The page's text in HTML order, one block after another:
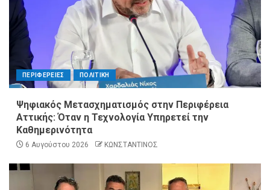
ΠΕΡΙΦΕΡΕΙΕΣ ΠΟΛΙΤΙΚΗ
Ψηφιακός Μετασχηματισμός στην Περιφέρεια
Αττικής: Όταν η Τεχνολογία Υπηρετεί την
Καθημερινότητα
6 Αυγούστου 2026 ΚΩΝΣΤΑΝΤΙΝΟΣ